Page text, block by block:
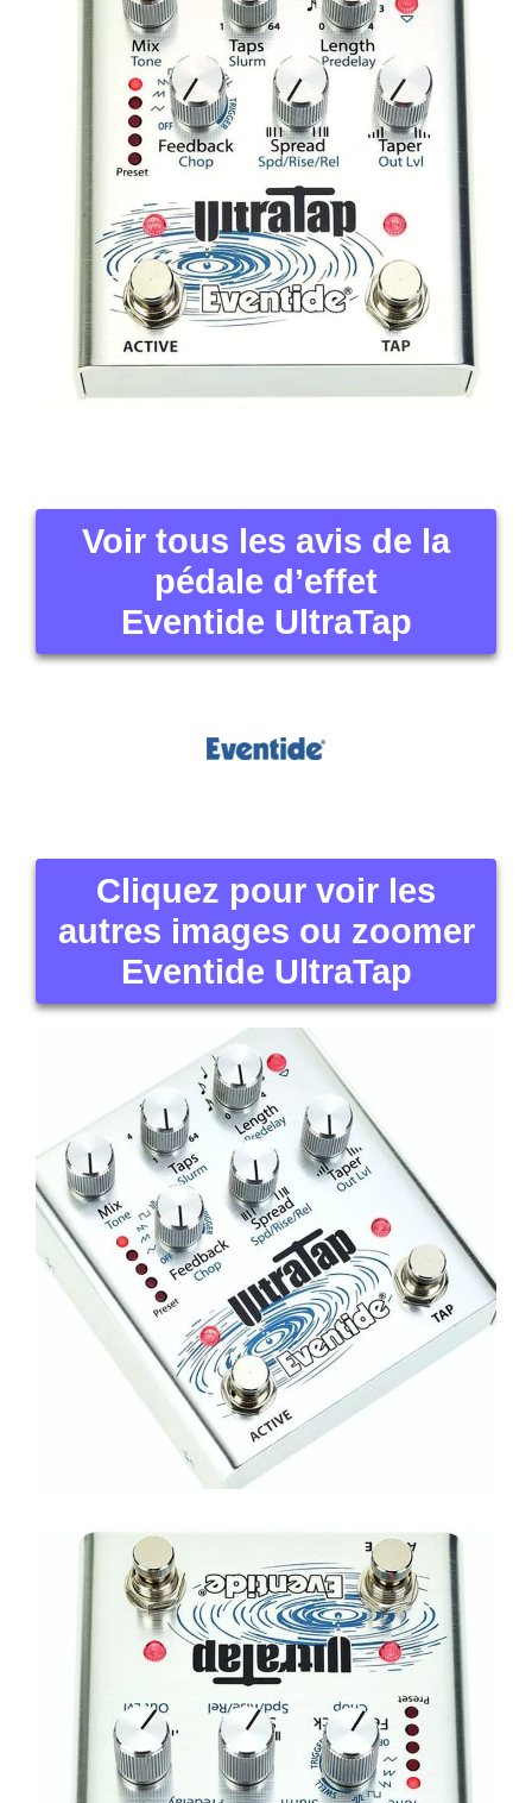
Voir tous les avis de la
pédale d’effet
Eventide UltraTap
Cliquez pour voir les
autres images ou zoomer
Eventide UltraTap